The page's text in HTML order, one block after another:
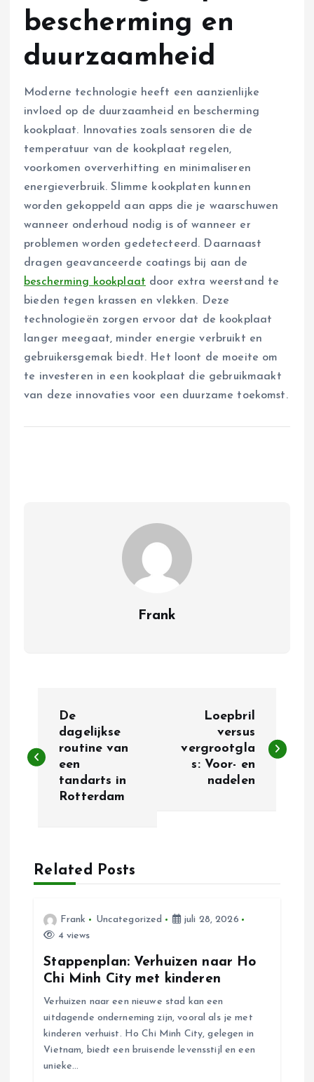
bescherming en
duurzaamheid
Moderne technologie heeft een aanzienlijke
invloed op de duurzaamheid en bescherming
kookplaat. Innovaties zoals sensoren die de
temperatuur van de kookplaat regelen,
voorkomen oververhitting en minimaliseren
energieverbruik. Slimme kookplaten kunnen
worden gekoppeld aan apps die je waarschuwen
wanneer onderhoud nodig is of wanneer er
problemen worden gedetecteerd. Daarnaast
dragen geavanceerde coatings bij aan de
bescherming kookplaat door extra weerstand te
bieden tegen krassen en vlekken. Deze
technologieën zorgen ervoor dat de kookplaat
langer meegaat, minder energie verbruikt en
gebruikersgemak biedt. Het loont de moeite om
te investeren in een kookplaat die gebruikmaakt
van deze innovaties voor een duurzame toekomst.
Frank
r
h
De
dagelijkse
routine van
een
tandarts in
Rotterdam
Loepbril
versus
vergrootgla
s: Voor- en
nadelen
Related Posts
Frank Uncategorized
juli 28, 2026
4 views
Stappenplan: Verhuizen naar Ho
Chi Minh City met kinderen
Verhuizen naar een nieuwe stad kan een
uitdagende onderneming zijn, vooral als je met
kinderen verhuist. Ho Chi Minh City, gelegen in
Vietnam, biedt een bruisende levensstijl en een
unieke…